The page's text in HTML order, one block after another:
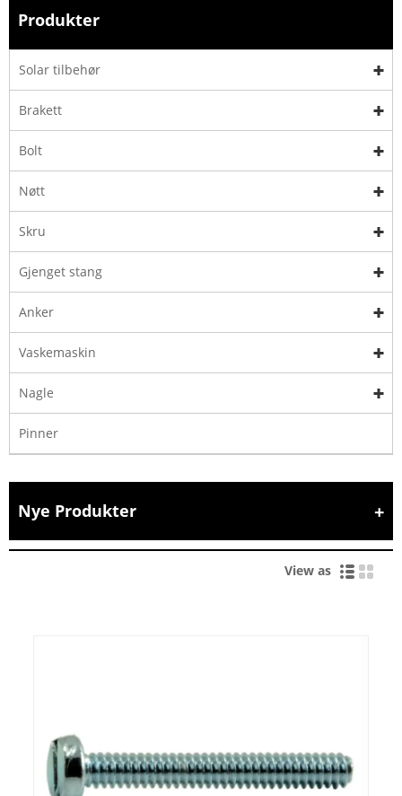
Produkter
Solar tilbehør
Brakett
Bolt
Nøtt
Skru
Gjenget stang
Anker
Vaskemaskin
Nagle
Pinner
Nye Produkter
View as